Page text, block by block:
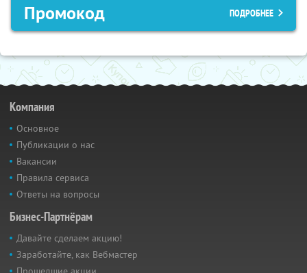
Промокод ПОДРОБНЕЕ
Компания
Основное
Публикации о нас
Вакансии
Правила сервиса
Ответы на вопросы
Бизнес-Партнёрам
Давайте сделаем акцию!
Заработайте, как Вебмастер